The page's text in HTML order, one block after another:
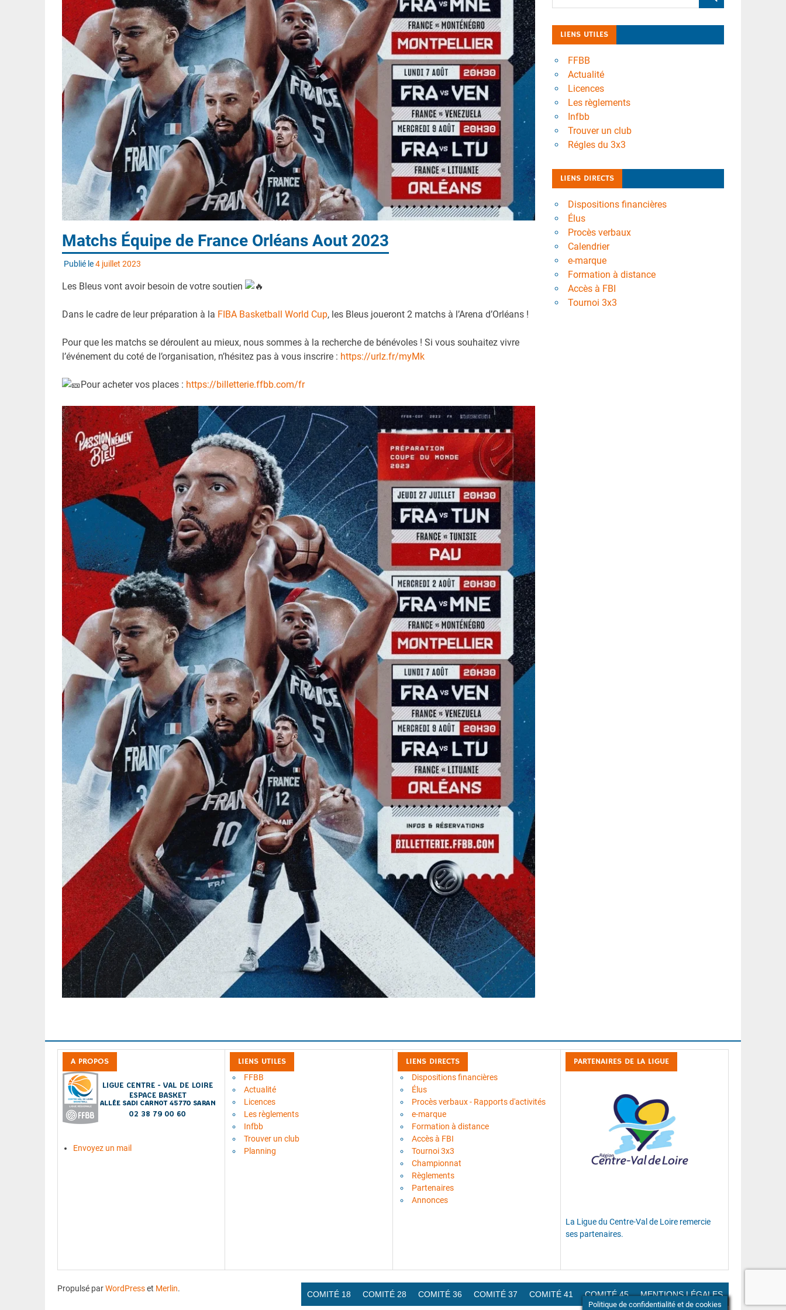
Matchs Équipe de France Orléans Aout 2023
Publié le4 juillet 2023
Les Bleus vont avoir besoin de votre soutien
Dans le cadre de leur préparation à la FIBA Basketball World Cup, les Bleus joueront 2 matchs à l’Arena d’Orléans !
Pour que les matchs se déroulent au mieux, nous sommes à la recherche de bénévoles ! Si vous souhaitez vivre
l’événement du coté de l’organisation, n’hésitez pas à vous inscrire : https://urlz.fr/myMk
Pour acheter vos places : https://billetterie.ffbb.com/fr
LIENS UTILES
FFBB
Actualité
Licences
Les règlements
Infbb
Trouver un club
Régles du 3x3
LIENS DIRECTS
Dispositions financières
Élus
Procès verbaux
Calendrier
e-marque
Formation à distance
Accès à FBI
Tournoi 3x3
A PROPOS
Envoyez un mail
LIENS UTILES
FFBB
Actualité
Licences
Les règlements
Infbb
Trouver un club
Planning
LIENS DIRECTS
Dispositions financières
Élus
Procès verbaux - Rapports d'activités
e-marque
Formation à distance
Accès à FBI
Tournoi 3x3
Championnat
Règlements
Partenaires
Annonces
PARTENAIRES DE LA LIGUE
La Ligue du Centre-Val de Loire remercie
ses partenaires.
COMITÉ 18 COMITÉ 28 COMITÉ 36 COMITÉ 37 COMITÉ 41 COMITÉ 45 MENTIONS LÉGALES
Propulsé parWordPresset Merlin.
Politique de confidentialité et de cookies